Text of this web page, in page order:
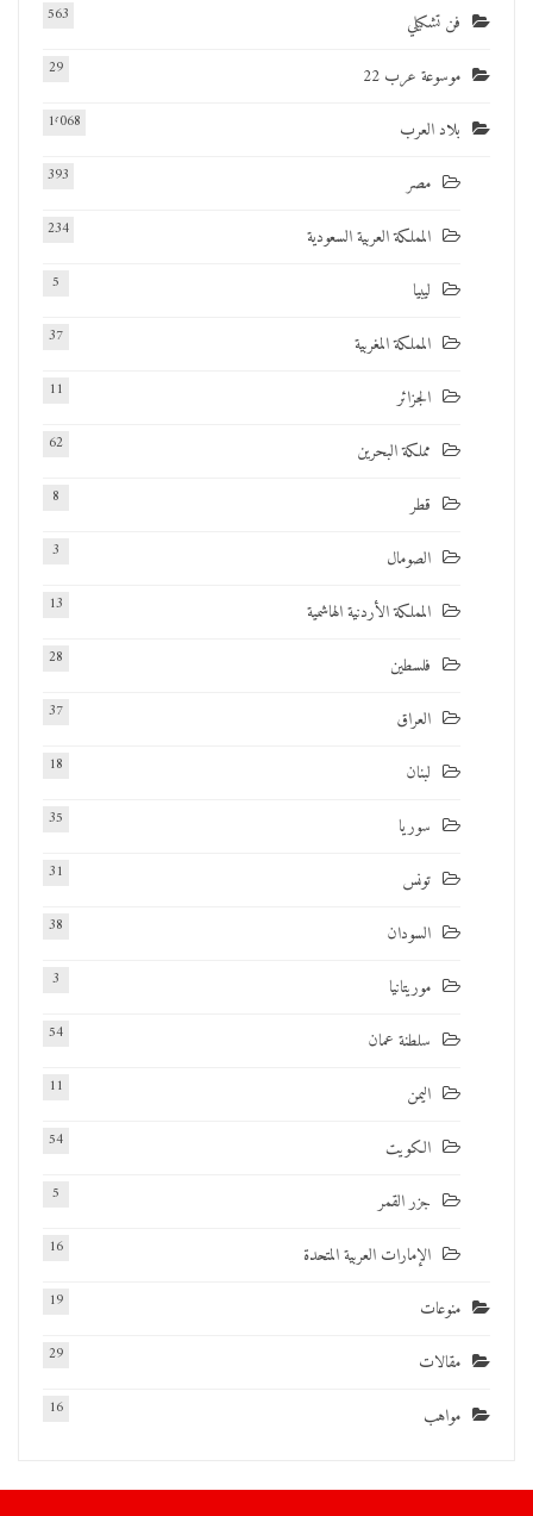
فن تشكيلي 563
موسوعة عرب 22 29
بلاد العرب 1٬068
مصر 393
المملكة العربية السعودية 234
ليبيا 5
المملكة المغربية 37
الجزائر 11
مملكة البحرين 62
قطر 8
الصومال 3
المملكة الأردنية الهاشمية 13
فلسطين 28
العراق 37
لبنان 18
سوريا 35
تونس 31
السودان 38
موريتانيا 3
سلطنة عمان 54
اليمن 11
الكويت 54
جزر القمر 5
الإمارات العربية المتحدة 16
منوعات 19
مقالات 29
مواهب 16